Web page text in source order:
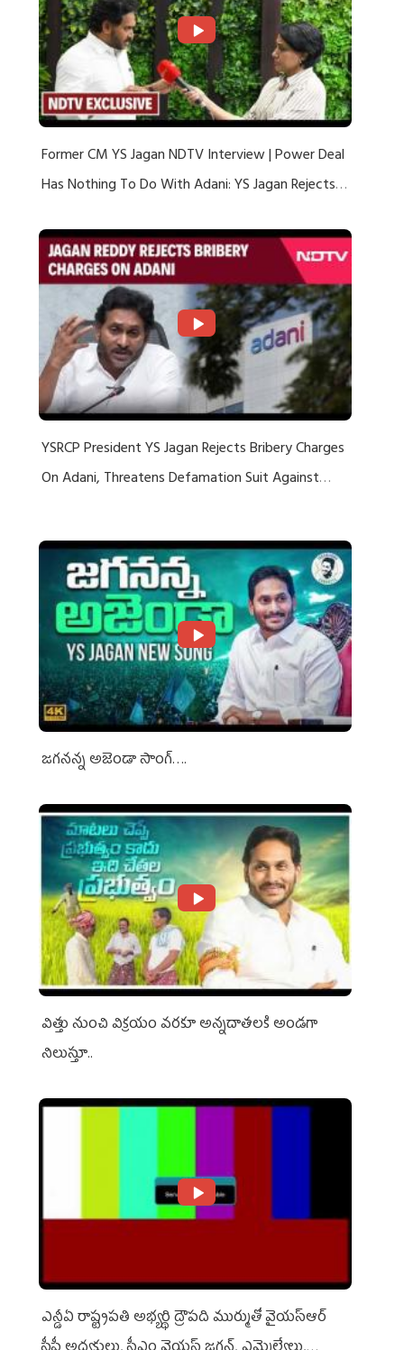
Former CM YS Jagan NDTV Interview | Power Deal
Has Nothing To Do With Adani: YS Jagan Rejects
YSRCP President YS Jagan Rejects Bribery Charges
On Adani, Threatens Defamation Suit Against
జగనన్న అజెండా సాంగ్….
విత్తు నుంచి విక్రయం వరకూ అన్నదాతలకి అండగా
నిలుస్తూ..
ఎన్డీఏ రాష్ట్ర‌ప‌తి అభ్య‌ర్థి ద్రౌప‌ది ముర్ముతో వైయ‌స్ఆర్